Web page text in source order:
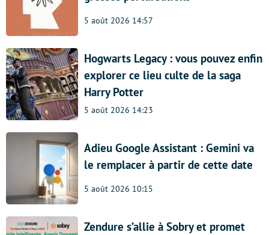
5 août 2026 14:57
Hogwarts Legacy : vous pouvez enfin
explorer ce lieu culte de la saga
Harry Potter
5 août 2026 14:23
Adieu Google Assistant : Gemini va
le remplacer à partir de cette date
5 août 2026 10:15
Zendure s’allie à Sobry et promet